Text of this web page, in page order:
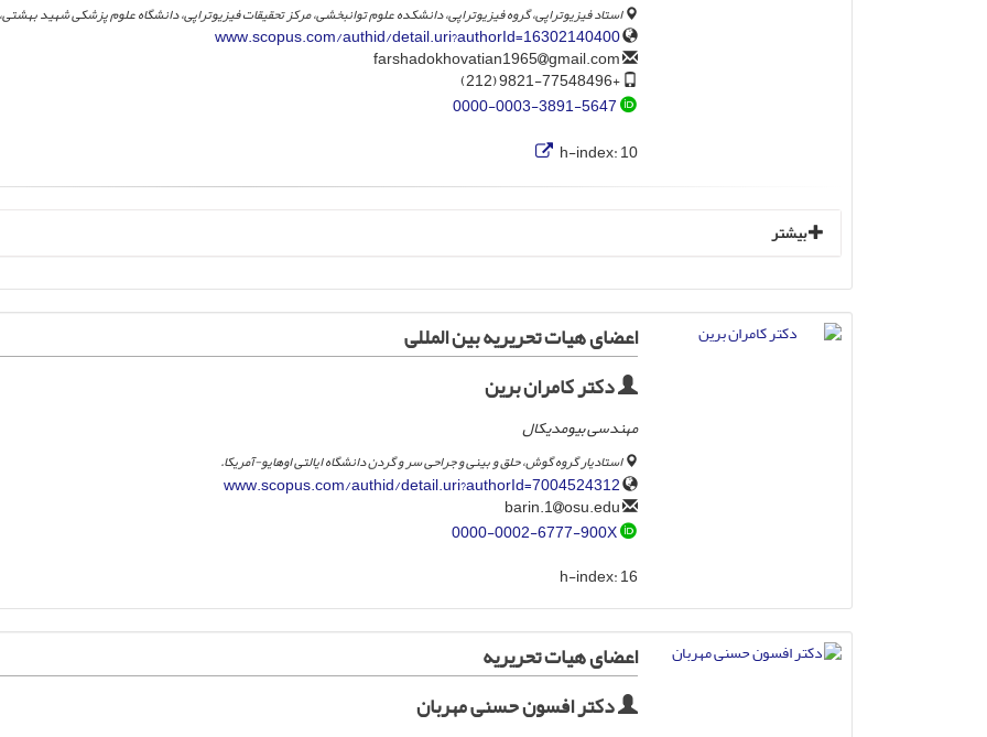
استاد فیزیوتراپی، گروه فیزیوتراپی، دانشکده علوم توانبخشی، مرکز تحقیقات فیزیوتراپی، دانشگاه علوم پزشکی شهید بهشتی،
www.scopus.com/authid/detail.uri?authorId=16302140400
gmail.com
+9821-77548496 (212)
0000-0003-3891-5647
h-index:10
بیشتر
اعضای هیات تحریریه بین المللی
دکتر کامران برین
مهندسی بیومدیکال
استادیار گروه گوش، حلق و بینی و جراحی سر و گردن دانشگاه ایالتی اوهایو-آمریکا.
www.scopus.com/authid/detail.uri?authorId=7004524312
osu.edu
0000-0002-6777-900X
h-index:16
اعضای هیات تحریریه
دکتر افسون حسنی مهربان